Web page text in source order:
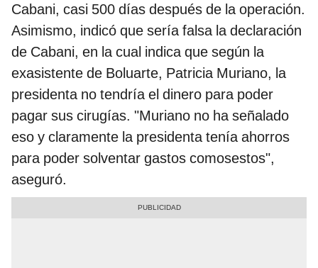
Cabani, casi 500 días después de la operación.
Asimismo, indicó que sería falsa la declaración
de Cabani, en la cual indica que según la
exasistente de Boluarte, Patricia Muriano, la
presidenta no tendría el dinero para poder
pagar sus cirugías. "Muriano no ha señalado
eso y claramente la presidenta tenía ahorros
para poder solventar gastos comosestos",
aseguró.